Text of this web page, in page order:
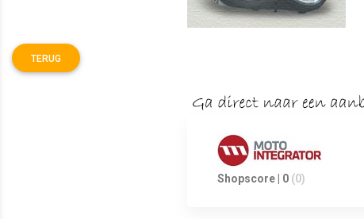
TERUG
Shopscore | 0 (0)